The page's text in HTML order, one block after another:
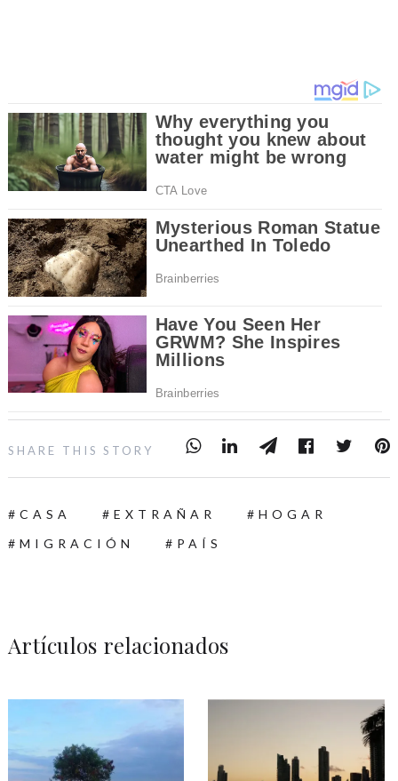
SHARE THIS STORY
CASA EXTRAÑAR
HOGAR
MIGRACIÓN
PAÍS
Artículos relacionados